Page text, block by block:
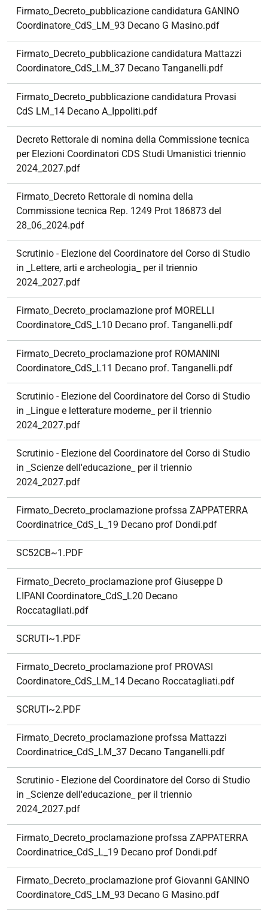
Firmato_Decreto_pubblicazione candidatura GANINO
Coordinatore_CdS_LM_93 Decano G Masino.pdf
Firmato_Decreto_pubblicazione candidatura Mattazzi
Coordinatore_CdS_LM_37 Decano Tanganelli.pdf
Firmato_Decreto_pubblicazione candidatura Provasi
CdS LM_14 Decano A_Ippoliti.pdf
Decreto Rettorale di nomina della Commissione tecnica
per Elezioni Coordinatori CDS Studi Umanistici triennio
2024_2027.pdf
Firmato_Decreto Rettorale di nomina della
Commissione tecnica Rep. 1249 Prot 186873 del
28_06_2024.pdf
Scrutinio - Elezione del Coordinatore del Corso di Studio
in _Lettere, arti e archeologia_ per il triennio
2024_2027.pdf
Firmato_Decreto_proclamazione prof MORELLI
Coordinatore_CdS_L10 Decano prof. Tanganelli.pdf
Firmato_Decreto_proclamazione prof ROMANINI
Coordinatore_CdS_L11 Decano prof. Tanganelli.pdf
Scrutinio - Elezione del Coordinatore del Corso di Studio
in _Lingue e letterature moderne_ per il triennio
2024_2027.pdf
Scrutinio - Elezione del Coordinatore del Corso di Studio
in _Scienze dell'educazione_ per il triennio
2024_2027.pdf
Firmato_Decreto_proclamazione profssa ZAPPATERRA
Coordinatrice_CdS_L_19 Decano prof Dondi.pdf
SC52CB~1.PDF
Firmato_Decreto_proclamazione prof Giuseppe D
LIPANI Coordinatore_CdS_L20 Decano
Roccatagliati.pdf
SCRUTI~1.PDF
Firmato_Decreto_proclamazione prof PROVASI
Coordinatore_CdS_LM_14 Decano Roccatagliati.pdf
SCRUTI~2.PDF
Firmato_Decreto_proclamazione profssa Mattazzi
Coordinatrice_CdS_LM_37 Decano Tanganelli.pdf
Scrutinio - Elezione del Coordinatore del Corso di Studio
in _Scienze dell'educazione_ per il triennio
2024_2027.pdf
Firmato_Decreto_proclamazione profssa ZAPPATERRA
Coordinatrice_CdS_L_19 Decano prof Dondi.pdf
Firmato_Decreto_proclamazione prof Giovanni GANINO
Coordinatore_CdS_LM_93 Decano G Masino.pdf